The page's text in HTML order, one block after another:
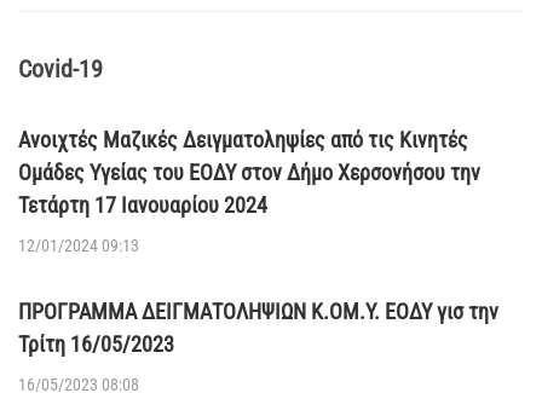
Covid-19
Ανοιχτές Μαζικές Δειγματοληψίες από τις Κινητές
Ομάδες Υγείας του ΕΟΔΥ στον Δήμο Χερσονήσου την
Τετάρτη 17 Ιανουαρίου 2024
12/01/2024 09:13
ΠΡΟΓΡΑΜΜΑ ΔΕΙΓΜΑΤΟΛΗΨΙΩΝ Κ.ΟΜ.Υ. ΕΟΔΥ γισ την
Τρίτη 16/05/2023
16/05/2023 08:08